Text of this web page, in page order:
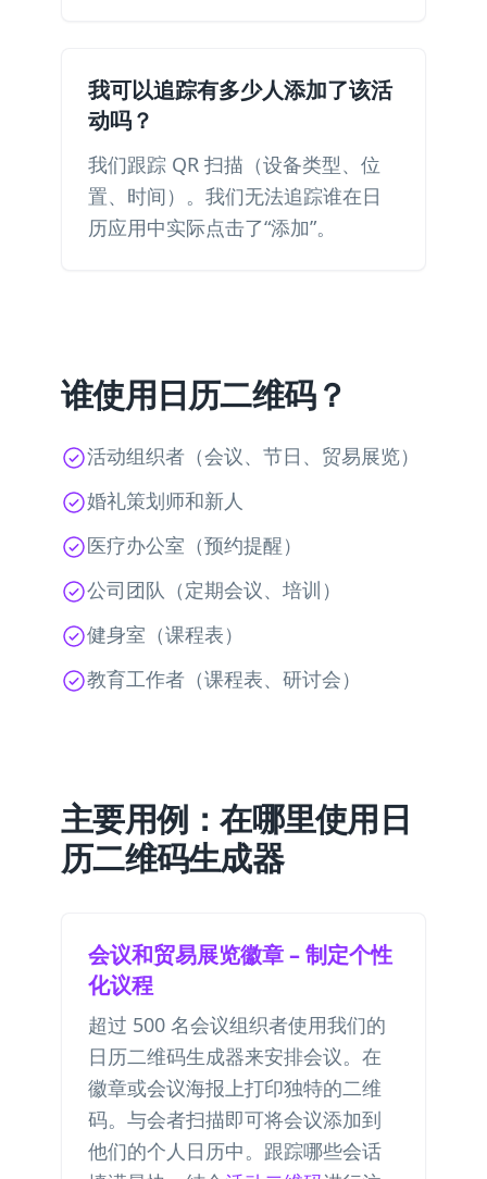
我可以追踪有多少人添加了该活
动吗？
我们跟踪 QR 扫描（设备类型、位
置、时间）。我们无法追踪谁在日
历应用中实际点击了“添加”。
谁使用日历二维码？
活动组织者（会议、节日、贸易展览）
婚礼策划师和新人
医疗办公室（预约提醒）
公司团队（定期会议、培训）
健身室（课程表）
教育工作者（课程表、研讨会）
主要用例：在哪里使用日
历二维码生成器
会议和贸易展览徽章 – 制定个性
化议程
超过 500 名会议组织者使用我们的
日历二维码生成器来安排会议。在
徽章或会议海报上打印独特的二维
码。与会者扫描即可将会议添加到
他们的个人日历中。跟踪哪些会话